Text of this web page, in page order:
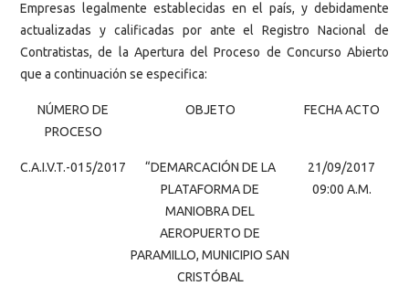
Empresas legalmente establecidas en el país, y debidamente
actualizadas y calificadas por ante el Registro Nacional de
Contratistas, de la Apertura del Proceso de Concurso Abierto
que a continuación se especifica:
NÚMERO DE
PROCESO
OBJETO FECHA ACTO
C.A.I.V.T.-015/2017
“DEMARCACIÓN DE LA
PLATAFORMA DE
MANIOBRA DEL
AEROPUERTO DE
PARAMILLO, MUNICIPIO SAN
CRISTÓBAL
21/09/2017
09:00 A.M.